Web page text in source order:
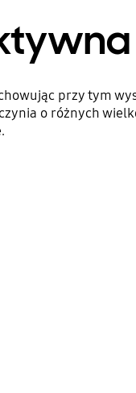
przy tym
o różnych